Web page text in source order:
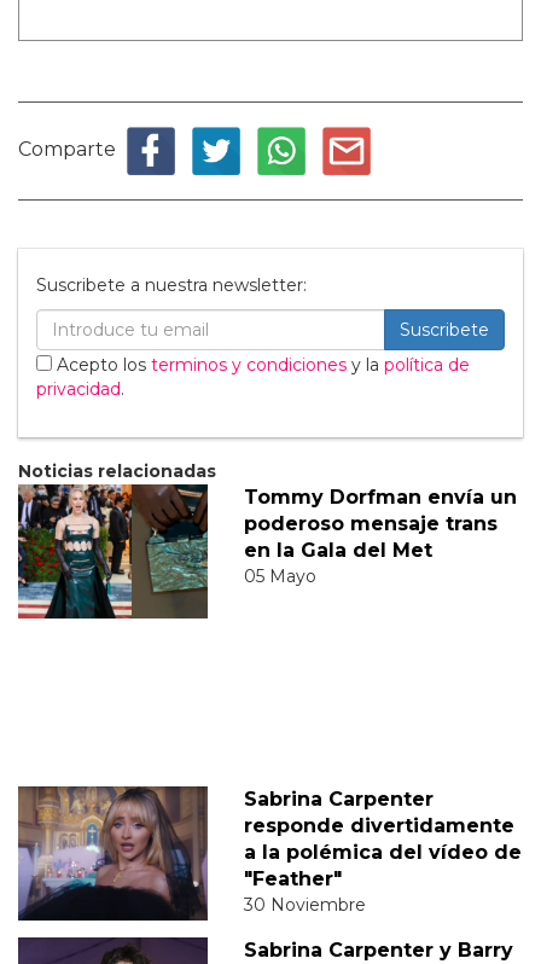
Comparte
Suscribete a nuestra newsletter:
Suscribete
Acepto los terminos y condiciones y la política de
privacidad.
Noticias relacionadas
Tommy Dorfman envía un
poderoso mensaje trans
en la Gala del Met
05 Mayo
Sabrina Carpenter
responde divertidamente
a la polémica del vídeo de
"Feather"
30 Noviembre
Sabrina Carpenter y Barry